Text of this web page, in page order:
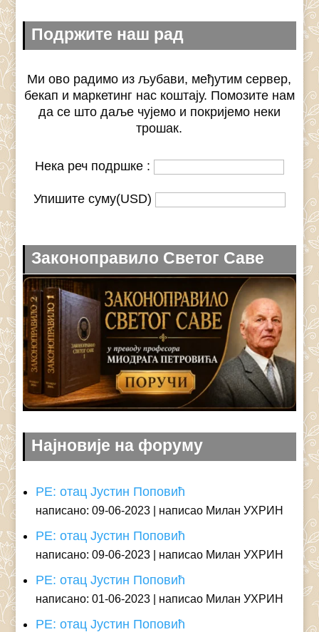
Подржите наш рад
Ми ово радимо из љубави, међутим сервер,
бекап и маркетинг нас коштају. Помозите нам
да се што даље чујемо и покријемо неки
трошак.
Нека реч подршке :
Упишите суму(USD)
Законоправило Светог Саве
Најновије на форуму
РЕ: отац Јустин Поповић
написано: 09-06-2023 написао Милан УХРИН
РЕ: отац Јустин Поповић
написано: 09-06-2023 написао Милан УХРИН
РЕ: отац Јустин Поповић
написано: 01-06-2023 написао Милан УХРИН
РЕ: отац Јустин Поповић